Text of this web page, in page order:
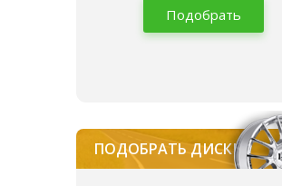
Подобрать
ПОДОБРАТЬ ДИСКИ